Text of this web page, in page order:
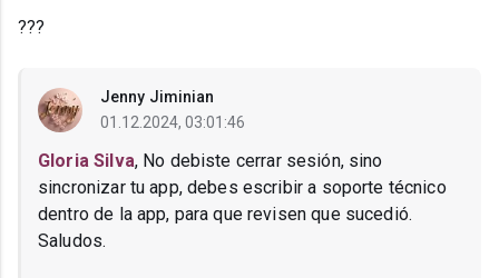
???
Jenny Jiminian
01.12.2024, 03:01:46
Gloria Silva, No debiste cerrar sesión, sino
sincronizar tu app, debes escribir a soporte técnico
dentro de la app, para que revisen que sucedió.
Saludos.